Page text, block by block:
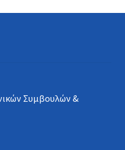
Συμβουλών &